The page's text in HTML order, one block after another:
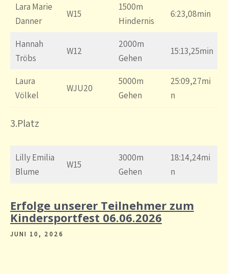
Lara Marie
Danner
W15
1500m
Hindernis
6:23,08min
Hannah
Tröbs
W12
2000m
Gehen
15:13,25min
Laura
Völkel
WJU20
5000m
Gehen
25:09,27mi
n
3.Platz
Lilly Emilia
Blume
W15
3000m
Gehen
18:14,24mi
n
Erfolge unserer Teilnehmer zum
Kindersportfest 06.06.2026
JUNI 10, 2026